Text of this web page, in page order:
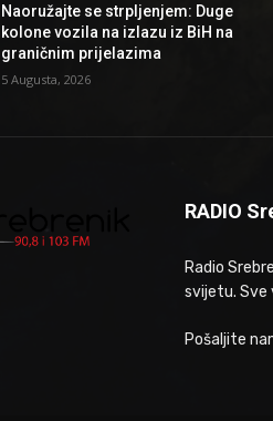
Naoružajte se strpljenjem: Duge
kolone vozila na izlazu iz BiH na
graničnim prijelazima
5 Augusta, 2026
RADIO
Radio
svijetu. Sve
Pošaljite